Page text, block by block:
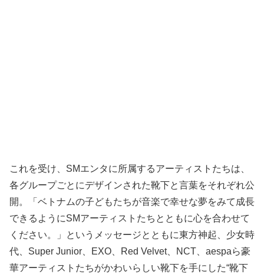
これを受け、SMエンタに所属するアーティストたちは、
各グループごとにデザインされた靴下と言葉をそれぞれ公
開。「ベトナムの子どもたちが音楽で幸せな夢をみて成長
できるようにSMアーティストたちとともに心を合わせて
ください。」というメッセージとともに東方神起、少女時
代、Super Junior、EXO、Red Velvet、NCT、aespaら豪
華アーティストたちがかわいらしい靴下を手にした“靴下